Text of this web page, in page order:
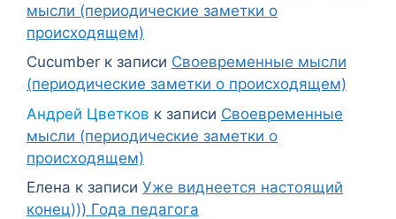
мысли (периодические заметки о
происходящем)
Cucumber к записи Своевременные мысли
(периодические заметки о происходящем)
Андрей Цветков к записи Своевременные
мысли (периодические заметки о
происходящем)
Елена к записи Уже виднеется настоящий
конец))) Года педагога